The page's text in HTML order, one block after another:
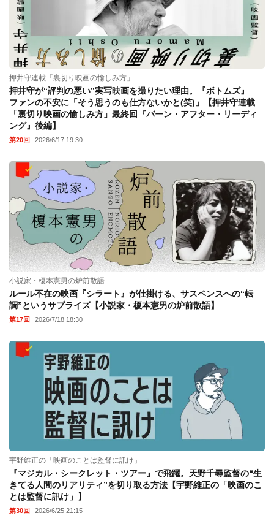
押井守連載「裏切り映画の愉しみ方」
押井守が“評判の悪い”実写映画を撮りたい理由。『ボトムズ』
ファンの不安に「そう思うのも仕方ないかと(笑)」【押井守連載
「裏切り映画の愉しみ方」最終回『バーン・アフター・リーディ
ング』後編】
第20回 2026/6/17 19:30
小説家・榎本憲男の炉前散語
ルール不在の映画『シラート』が仕掛ける、サスペンスへの“転
調”というサプライズ【小説家・榎本憲男の炉前散語】
第17回 2026/7/18 18:30
宇野維正の「映画のことは監督に訊け」
『マジカル・シークレット・ツアー』で飛躍。天野千尋監督の“生
きてる人間のリアリティ”を切り取る方法【宇野維正の「映画のこ
とは監督に訊け」】
第30回 2026/6/25 21:15